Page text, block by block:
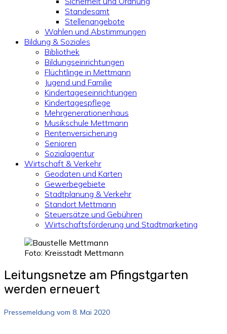
Standesamt
Stellenangebote
Wahlen und Abstimmungen
Bildung & Soziales
Bibliothek
Bildungseinrichtungen
Flüchtlinge in Mettmann
Jugend und Familie
Kindertageseinrichtungen
Kindertagespflege
Mehrgenerationenhaus
Musikschule Mettmann
Rentenversicherung
Senioren
Sozialagentur
Wirtschaft & Verkehr
Geodaten und Karten
Gewerbegebiete
Stadtplanung & Verkehr
Standort Mettmann
Steuersätze und Gebühren
Wirtschaftsförderung und Stadtmarketing
Foto: Kreisstadt Mettmann
Leitungsnetze am Pfingstgarten
werden erneuert
Pressemeldung vom 8. Mai 2020